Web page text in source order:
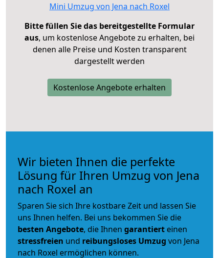
Mini Umzug von Jena nach Roxel
Bitte füllen Sie das bereitgestellte Formular
aus, um kostenlose Angebote zu erhalten, bei
denen alle Preise und Kosten transparent
dargestellt werden
Kostenlose Angebote erhalten
Wir bieten Ihnen die perfekte
Lösung für Ihren Umzug von Jena
nach Roxel an
Sparen Sie sich Ihre kostbare Zeit und lassen Sie
uns Ihnen helfen. Bei uns bekommen Sie die
besten Angebote, die Ihnen garantiert einen
stressfreien und reibungsloses Umzug von Jena
nach Roxel ermöglichen können.